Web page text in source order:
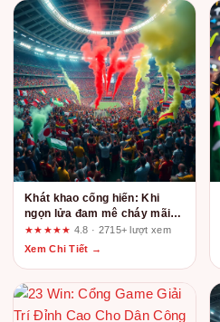
Khát khao cống hiến: Khi
ngọn lửa đam mê cháy mãi
trên sân cỏ
★★★★★ 4.8 · 2715+ lượt xem
Xem Chi Tiết →